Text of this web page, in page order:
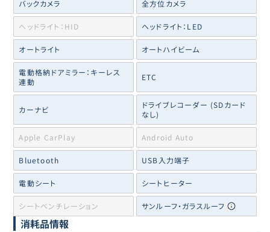
バックカメラ 全方位カメラ
ヘッドライト：HID ヘッドライト：LED
オートライト オートハイビーム
電動格納ドアミラー：キーレス
連動
ETC
カーナビ
ドライブレコーダー (SDカード
なし)
Apple CarPlay Android Auto
Bluetooth USB入力端子
電動シート シートヒーター
シートベンチレーション サンルーフ・ガラスルーフ
消耗品情報